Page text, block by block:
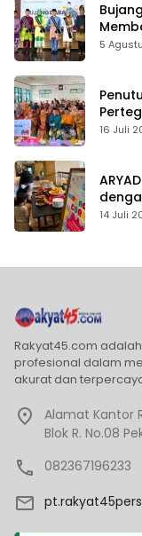
5
16 Juli
14 Juli
Rakyat45.com
profesional dalam
akurat dan
Alamat Kantor
Blok R. No.08
082367196233